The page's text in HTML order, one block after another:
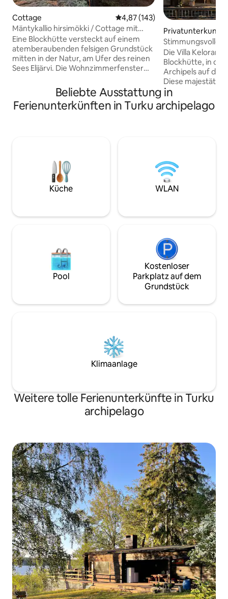
Cottage Durchschnittliche Bewertung:
4,87 (143)
Mäntykallio hirsimökki / Cottage mit
Aussicht
Eine Blockhütte versteckt auf einem
atemberaubenden felsigen Grundstück
mitten in der Natur, am Ufer des reinen
Sees Elijärvi. Die Wohnzimmerfenster
den See, gekrönt von herrlichen
Sonnenuntergängen. Das Ferienhaus
verfügt über alle grundlegenden
Ruderboot. Traditionelles Blockhaus mit
allem grundlegenden Komfort neben
dem See Elijärvi. Schöner Seeblick vom
Wohnzimmer und von der Terrasse mit
Sonnenuntergängen.
Privatunterkunft
Stimmungsvolle
Die Villa
Blockhütte, in der
Archipels auf die
Diese
der
Atmosphäre,
der Natur für
herrlichen
stimmungsvollen
stehen – Villa
Beliebte Ausstattung in
Ferienunterkünften in Turku archipelago
Küche WLAN
Pool
Kostenloser
Parkplatz auf dem
Grundstück
Klimaanlage
Weitere tolle Ferienunterkünfte in Turku
archipelago